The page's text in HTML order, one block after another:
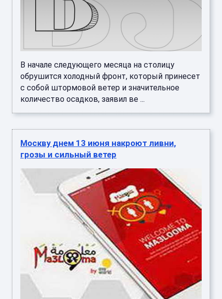
В начале следующего месяца на столицу
обрушится холодный фронт, который принесет
с собой штормовой ветер и значительное
количество осадков, заявил ве ...
Москву днем 13 июня накроют ливни,
грозы и сильный ветер